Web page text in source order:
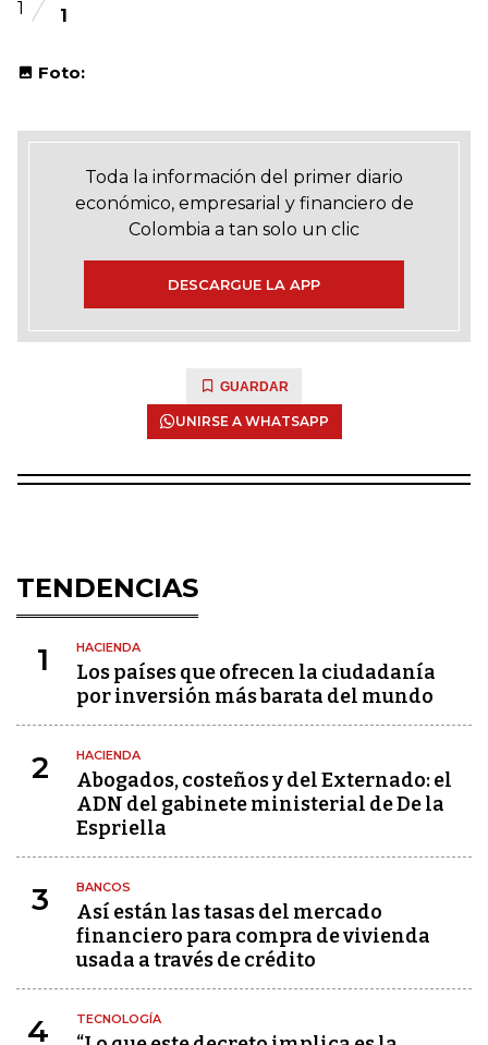
1 1
Foto:
Toda la información del primer diario
económico, empresarial y financiero de
Colombia a tan solo un clic
DESCARGUE LA APP
GUARDAR
UNIRSE A WHATSAPP
TENDENCIAS
1 HACIENDA
Los países que ofrecen la ciudadanía
por inversión más barata del mundo
2 HACIENDA
Abogados, costeños y del Externado: el
ADN del gabinete ministerial de De la
Espriella
3 BANCOS
Así están las tasas del mercado
financiero para compra de vivienda
usada a través de crédito
4 TECNOLOGÍA